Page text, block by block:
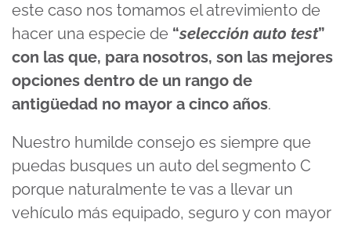
este caso nos tomamos el atrevimiento de
hacer una especie de “selección auto test”
con las que, para nosotros, son las mejores
opciones dentro de un rango de
antigüedad no mayor a cinco años.
Nuestro humilde consejo es siempre que
puedas busques un auto del segmento C
porque naturalmente te vas a llevar un
vehículo más equipado, seguro y con mayor